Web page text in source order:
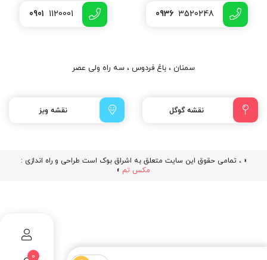
0
0936 3520248
0901 1120001
سمنان ، باغ فردوس ، سه راه ولی عصر
نقشه گوگل نقشه ویز
« ، تمامی حقوق این سایت متعلق به اشراق بوک است طراحی و راه اندازی :
مکس تم »